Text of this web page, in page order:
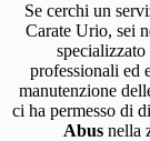
Se cerchi un
Carate Urio, sei
specializzato
professionali ed
manutenzione
ci ha permesso di
Abus nella